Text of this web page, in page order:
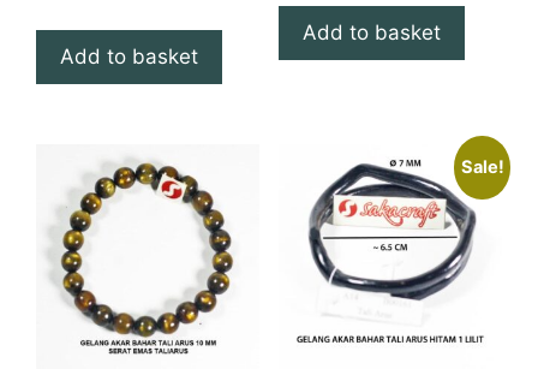
was:
Rp90.000.
is:
Rp80.000.
Add to basket
Add to basket
Sale!